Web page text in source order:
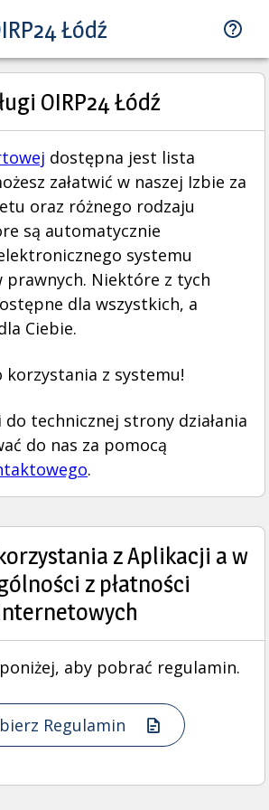
Łódź
OIRP24 Łódź
dostępna jest lista
załatwić w naszej Izbie za
oraz różnego rodzaju
są automatycznie
systemu
prawnych. Niektóre z tych
dla wszystkich, a
Ciebie.
korzystania z systemu!
do technicznej strony działania
do nas za pomocą
.
z Aplikacji a w
z płatności
aby pobrać regulamin.
Regulamin